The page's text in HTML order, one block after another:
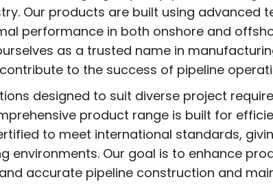
Our products are built using
performance in both onshore and
as a trusted name in
contribute to the success of pipeline
designed to suit diverse project
product range is built for
to meet international standards,
environments. Our goal is to enhance
accurate pipeline construction and